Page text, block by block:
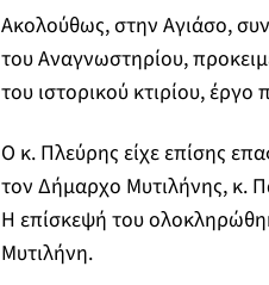
Ακολούθως, στην Αγιάσο,
του Αναγνωστηρίου,
του ιστορικού κτιρίου,
Ο κ. Πλεύρης είχε επίσης
τον Δήμαρχο Μυτιλήνης, κ.
Η επίσκεψή του
Μυτιλήνη.